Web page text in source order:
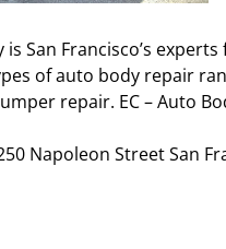
is San Francisco’s
of auto body repair
repair. EC – Auto
Napoleon Street San